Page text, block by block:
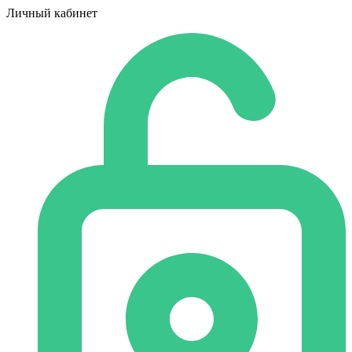
Личный кабинет